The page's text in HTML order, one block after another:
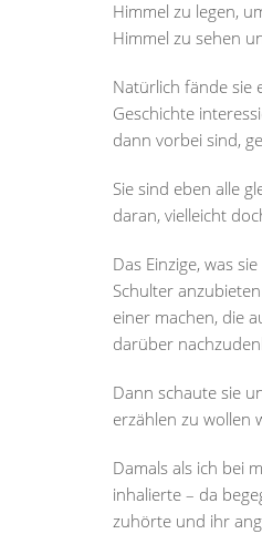
Himmel zu legen,
Himmel zu sehen
Natürlich fände sie
Geschichte
dann vorbei sind,
Sie sind eben alle
daran, vielleicht
Das Einzige, was
Schulter
einer machen, die
darüber
Dann schaute sie
erzählen zu wollen
Damals als ich bei
inhalierte – da
zuhörte und ihr